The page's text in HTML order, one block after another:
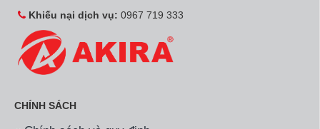
Khiếu nại dịch vụ: 0967 719 333
CHÍNH SÁCH